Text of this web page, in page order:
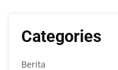
Categories
Berita